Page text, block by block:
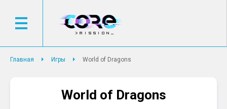
Главная Игры World of Dragons
World of Dragons